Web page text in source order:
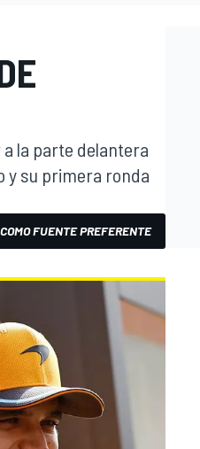
la parte delantera
y su primera ronda
FUENTE PREFERENTE